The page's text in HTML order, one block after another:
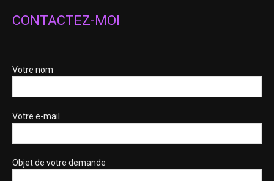
CONTACTEZ-MOI
Votre nom
Votre e-mail
Objet de votre demande